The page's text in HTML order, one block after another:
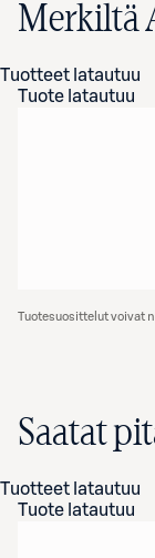
Merkiltä
Tuotteet latautuu
Tuote latautuu
Tuotesuosittelut voivat
Saatat
Tuotteet latautuu
Tuote latautuu